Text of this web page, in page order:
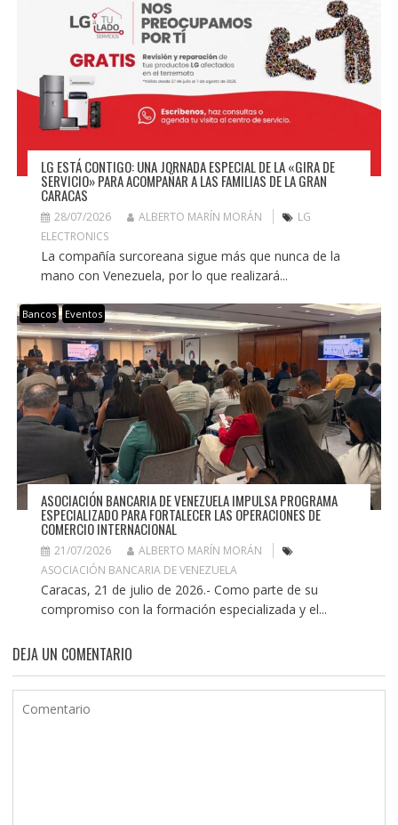
LG ESTÁ CONTIGO: UNA JORNADA ESPECIAL DE LA «GIRA DE
SERVICIO» PARA ACOMPAÑAR A LAS FAMILIAS DE LA GRAN
CARACAS
28/07/2026 ALBERTO MARÍN MORÁN
LG
ELECTRONICS
La compañía surcoreana sigue más que nunca de la
mano con Venezuela, por lo que realizará...
Bancos Eventos
ASOCIACIÓN BANCARIA DE VENEZUELA IMPULSA PROGRAMA
ESPECIALIZADO PARA FORTALECER LAS OPERACIONES DE
COMERCIO INTERNACIONAL
21/07/2026
ALBERTO MARÍN MORÁN
ASOCIACIÓN BANCARIA DE VENEZUELA
Caracas, 21 de julio de 2026.- Como parte de su
compromiso con la formación especializada y el...
DEJA UN COMENTARIO